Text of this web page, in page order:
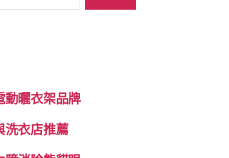
動曬衣架品牌
洗衣店推薦